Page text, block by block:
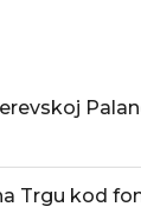
Trgu kod